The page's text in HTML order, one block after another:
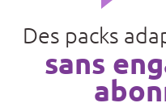
Des packs
sans